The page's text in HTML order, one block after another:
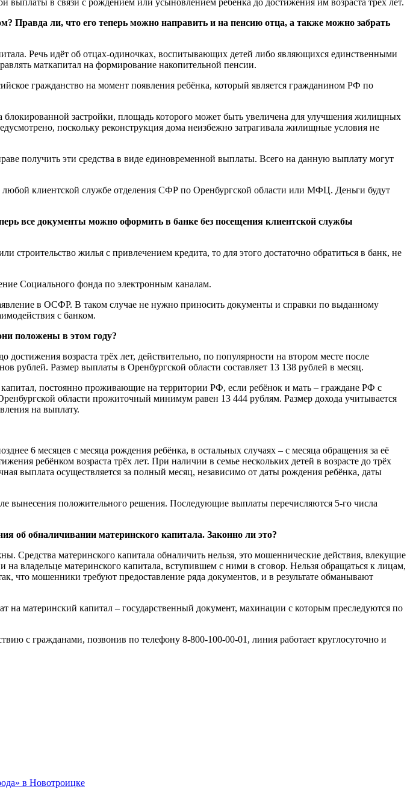
Правда ли, что его теперь можно направить и на пенсию отца, а также можно забрать
Речь идёт об отцах-одиночках, воспитывающих детей либо являющихся единственными
маткапитал на формирование накопительной пенсии.
гражданство на момент появления ребёнка, который является гражданином РФ по
блокированной застройки, площадь которого может быть увеличена для улучшения жилищных
поскольку реконструкция дома неизбежно затрагивала жилищные условия не
получить эти средства в виде единовременной выплаты. Всего на данную выплату могут
клиентской службе отделения СФР по Оренбургской области или МФЦ. Деньги будут
все документы можно оформить в банке без посещения клиентской службы
строительство жилья с привлечением кредита, то для этого достаточно обратиться в банк, не
Социального фонда по электронным каналам.
в ОСФР. В таком случае не нужно приносить документы и справки по выданному
с банком.
положены в этом году?
возраста трёх лет, действительно, по популярности на втором месте после
Размер выплаты в Оренбургской области составляет 13 138 рублей в месяц.
постоянно проживающие на территории РФ, если ребёнок и мать – граждане РФ с
области прожиточный минимум равен 13 444 рублям. Размер дохода учитывается
на выплату.
6 месяцев с месяца рождения ребёнка, в остальных случаях – с месяца обращения за её
ребёнком возраста трёх лет. При наличии в семье нескольких детей в возрасте до трёх
выплата осуществляется за полный месяц, независимо от даты рождения ребёнка, даты
вынесения положительного решения. Последующие выплаты перечисляются 5-го числа
об обналичивании материнского капитала. Законно ли это?
Средства материнского капитала обналичить нельзя, это мошеннические действия, влекущие
владельце материнского капитала, вступившем с ними в сговор. Нельзя обращаться к лицам,
что мошенники требуют предоставление ряда документов, и в результате обманывают
материнский капитал – государственный документ, махинации с которым преследуются по
с гражданами, позвонив по телефону 8-800-100-00-01, линия работает круглосуточно и
в Новотроицке